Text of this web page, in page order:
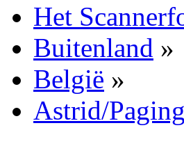
Het
Buitenland »
België »
Astrid/Paging